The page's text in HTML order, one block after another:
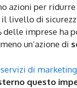
azioni per
livello di
delle imprese ha
un’azione di
servizi di
questo